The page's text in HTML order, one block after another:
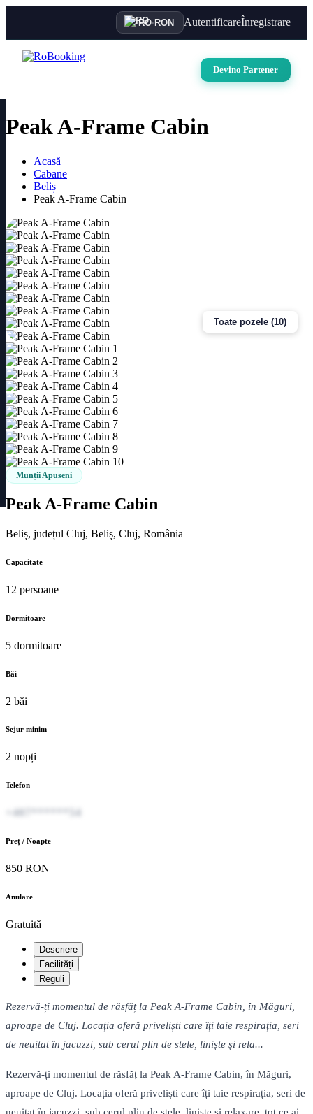
RO·RON AutentificareÎnregistrare
Devino Partener
Peak A-Frame Cabin
Acasă
Cabane
Beliș
Peak A-Frame Cabin
Toate pozele (10)
Munții Apuseni
Peak A-Frame Cabin
Beliș, județul Cluj, Beliș, Cluj, România
Capacitate
12 persoane
Dormitoare
5 dormitoare
Băi
2 băi
Sejur minim
2 nopți
Telefon
+407******54
Preț / Noapte
850 RON
Anulare
Gratuită
Descriere
Facilități
Reguli
Rezervă-ți momentul de răsfăț la Peak A-Frame Cabin, în Măguri,
aproape de Cluj. Locația oferă priveliști care îți taie respirația, seri
de neuitat în jacuzzi, sub cerul plin de stele, liniște și rela...
Rezervă-ți momentul de răsfăț la Peak A-Frame Cabin, în Măguri,
aproape de Cluj. Locația oferă priveliști care îți taie respirația, seri de